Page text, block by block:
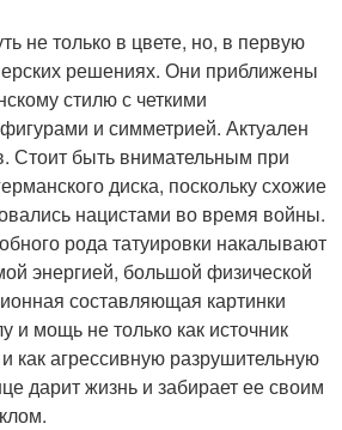
не только в цвете, но, в первую
решениях. Они приближены
стилю с четкими
и симметрией. Актуален
Стоит быть внимательным при
диска, поскольку схожие
нацистами во время войны.
рода татуировки накалывают
энергией, большой физической
составляющая картинки
и мощь не только как источник
как агрессивную разрушительную
дарит жизнь и забирает ее своим